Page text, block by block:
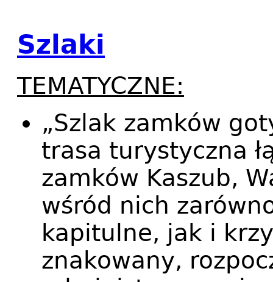
Szlaki
TEMATYCZNE:
„Szlak zamków
trasa turystyczna
zamków Kaszub,
wśród nich
kapitulne, jak i
znakowany,